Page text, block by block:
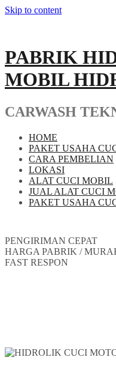
Skip to content
PABRIK
MOBIL
CARWASH
HOME
PAKET USAHA
CARA PEMBELIAN
LOKASI
ALAT CUCI MOBIL
JUAL ALAT CUCI
PAKET USAHA
PENGIRIMAN CEPAT
HARGA PABRIK /
FAST RESPON